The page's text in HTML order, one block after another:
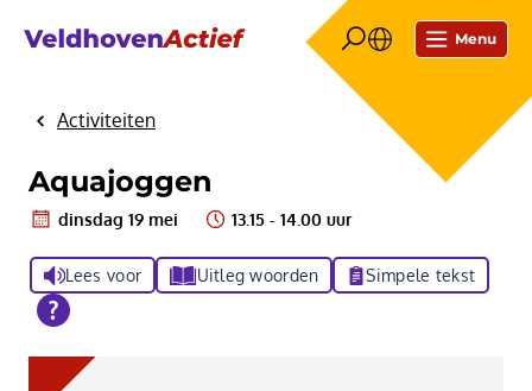
Menu
HomeActiviteiten
Aquajoggen
dinsdag 19 mei 13.15 - 14.00 uur
Lees voor Uitleg woorden Simpele tekst